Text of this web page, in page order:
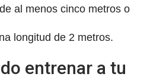
al menos cinco metros o
longitud de 2 metros.
entrenar a tu